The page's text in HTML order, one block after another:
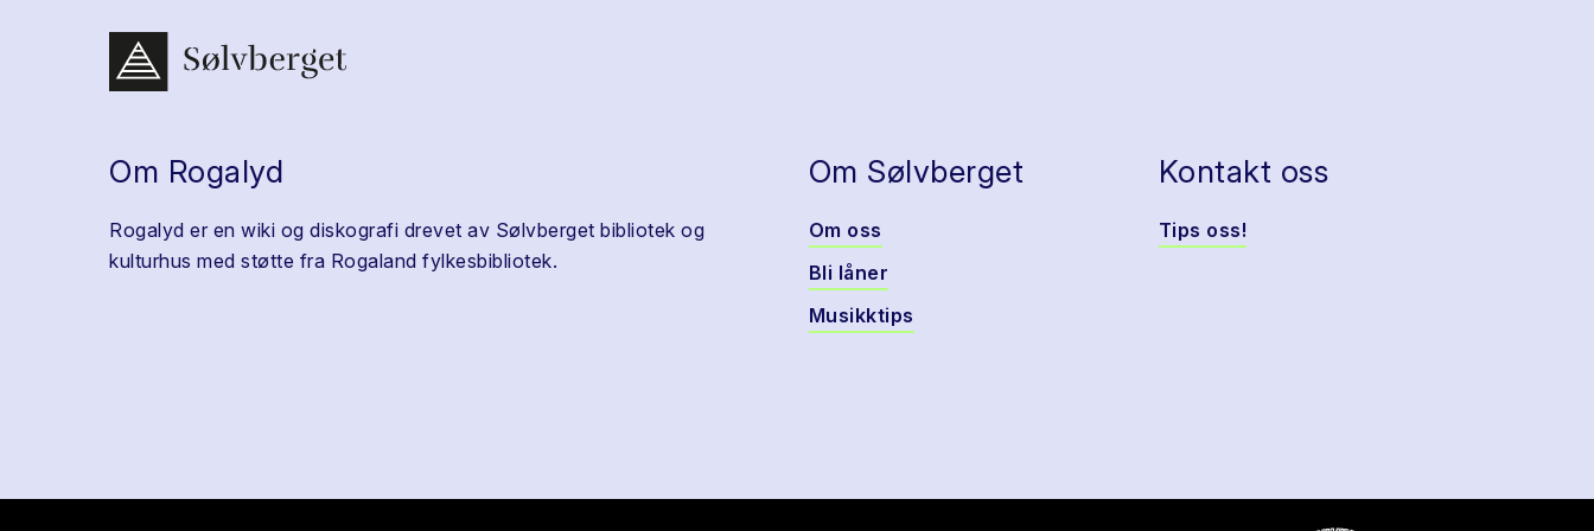
Om Rogalyd
Rogalyd er en wiki og diskografi drevet av Sølvberget bibliotek og
kulturhus med støtte fra Rogaland fylkesbibliotek.
Om Sølvberget
Om oss
Bli låner
Musikktips
Kontakt oss
Tips oss!